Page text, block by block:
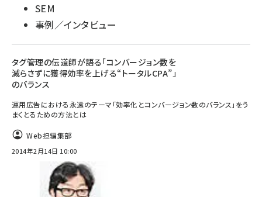
SEM
事例／インタビュー
タグ管理の伝道師が語る「コンバージョン数を
減らさずに獲得効率を上げる“トータルCPA”」
のバランス
運用広告における永遠のテーマ「効率化とコンバージョン数のバランス」をう
まくとるための方法とは
Web担編集部
2014年2月14日 10:00